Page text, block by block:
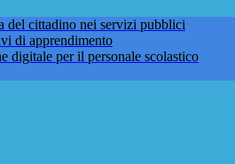
del cittadino nei servizi pubblici
di apprendimento
digitale per il personale scolastico